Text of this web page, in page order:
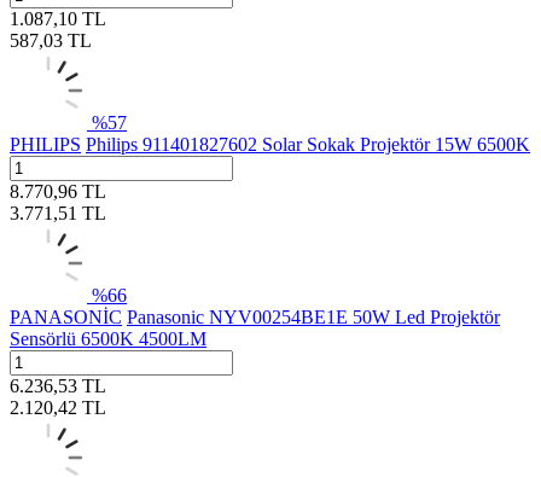
1.087,10 TL
587,03 TL
%57
PHILIPS Philips 911401827602 Solar Sokak Projektör 15W 6500K
8.770,96 TL
3.771,51 TL
%66
PANASONİC Panasonic NYV00254BE1E 50W Led Projektör
Sensörlü 6500K 4500LM
6.236,53 TL
2.120,42 TL